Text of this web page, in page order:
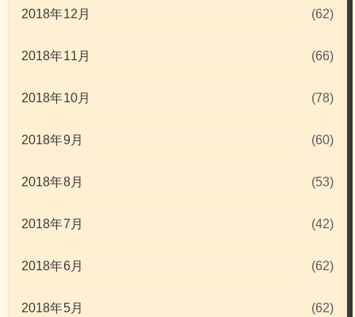
2018年12月 (62)
2018年11月 (66)
2018年10月 (78)
2018年9月 (60)
2018年8月 (53)
2018年7月 (42)
2018年6月 (62)
2018年5月 (62)